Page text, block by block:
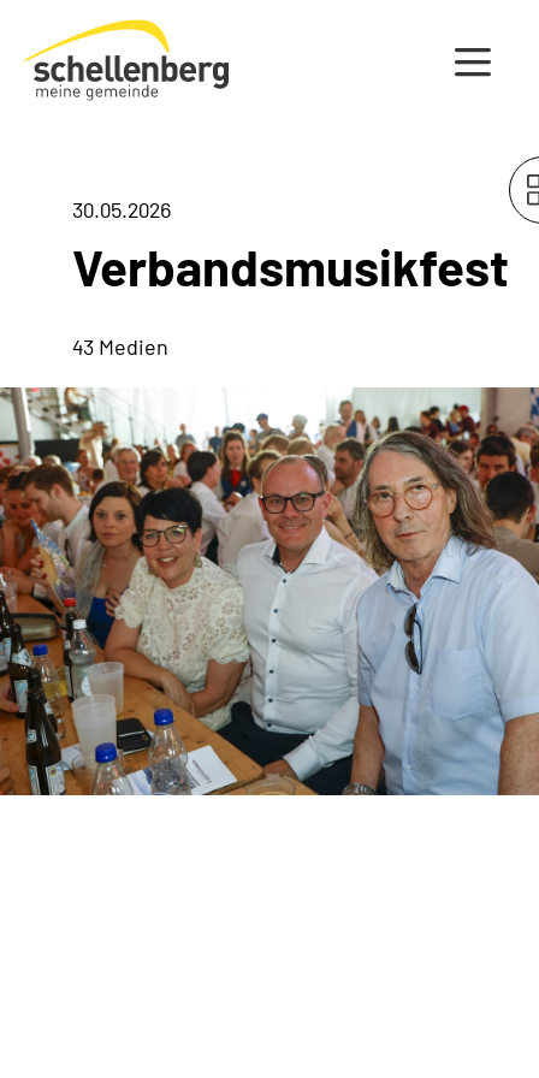
Gemeinde Schellenberg Startseite
30.05.2026
Verbandsmusikfest
43 Medien